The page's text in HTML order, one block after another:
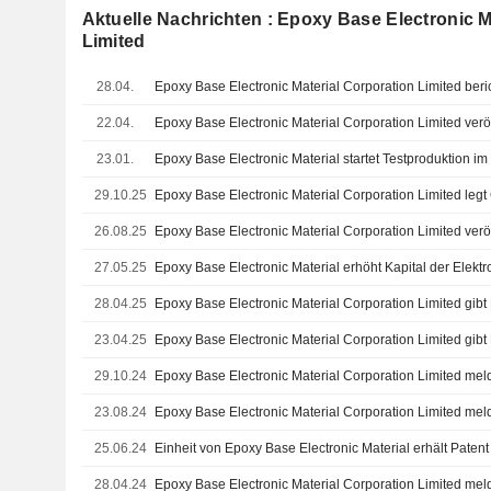
Aktuelle Nachrichten : Epoxy Base Electronic
Limited
28.04.
22.04.
23.01. Epoxy Base Electronic Material startet Testproduktion
29.10.25
26.08.25
27.05.25
28.04.25
23.04.25
29.10.24
23.08.24
25.06.24
28.04.24